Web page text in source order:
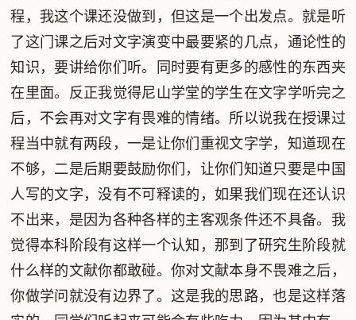
程，我这个课还没做到，但这是一个出发点。就是听
了这门课之后对文字演变中最要紧的几点，通论性的
知识，要讲给你们听。同时要有更多的感性的东西夹
在里面。反正我觉得尼山学堂的学生在文字学听完之
后，不会再对文字有畏难的情绪。所以说我在授课过
程当中就有两段，一是让你们重视文字学，知道现在
不够，二是后期要鼓励你们，让你们知道只要是中国
人写的文字，没有不可释读的，如果我们现在还认识
不出来，是因为各种各样的主客观条件还不具备。我
觉得本科阶段有这样一个认知，那到了研究生阶段就
什么样的文献你都敢碰。你对文献本身不畏难之后，
你做学问就没有边界了。这是我的思路，也是这样落